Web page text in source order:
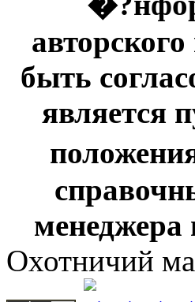
быть
является
менеджера
Охотничий